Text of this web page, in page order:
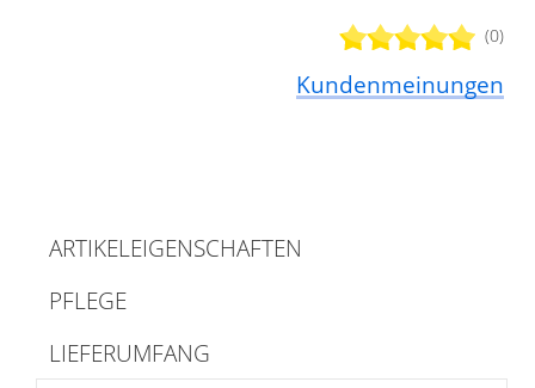
(0)
Kundenmeinungen
ARTIKELEIGENSCHAFTEN
PFLEGE
LIEFERUMFANG